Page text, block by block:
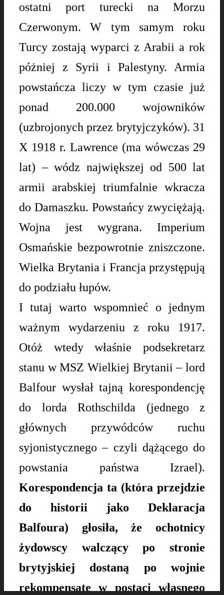
ostatni port turecki na Morzu
Czerwonym.W tym samym roku
Turcy zostają wyparci z Arabii a rok
póżniej z Syrii i Palestyny. Armia
powstańcza liczy w tym czasie już
ponad 200.000 wojowników
(uzbrojonych przez brytyjczyków). 31
X 1918 r. Lawrence (ma wówczas 29
lat) – wódz największej od 500 lat
armii arabskiej triumfalnie wkracza
do Damaszku. Powstańcy zwyciężają.
Wojna jest wygrana. Imperium
Osmańskie bezpowrotnie zniszczone.
Wielka Brytania i Francja przystępują
do podziału łupów.
I tutaj warto wspomnieć o jednym
ważnym wydarzeniu z roku 1917.
Otóż wtedy właśnie podsekretarz
stanu w MSZ Wielkiej Brytanii – lord
Balfour wysłał tajną korespondencję
do lorda Rothschilda (jednego z
głównych przywódców ruchu
syjonistycznego – czyli dążącego do
powstania państwa Izrael).
Korespondencja ta (która przejdzie
do historii jako Deklaracja
Balfoura) głosiła, że ochotnicy
żydowscy walczący po stronie
brytyjskiej dostaną po wojnie
rekompensatę w postaci własnego